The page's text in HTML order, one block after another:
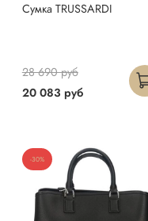
Сумка TRUSSARDI
20 083 руб
28 690 руб
-30%